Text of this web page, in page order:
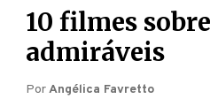
10 filmes
admiráveis
PorAngélica Favretto